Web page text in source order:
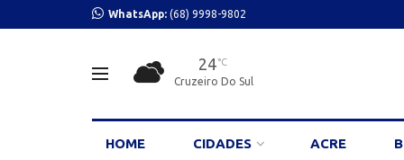
WhatsApp: (68) 9998-9802
24 °C
Cruzeiro Do Sul
HOME CIDADES ACRE